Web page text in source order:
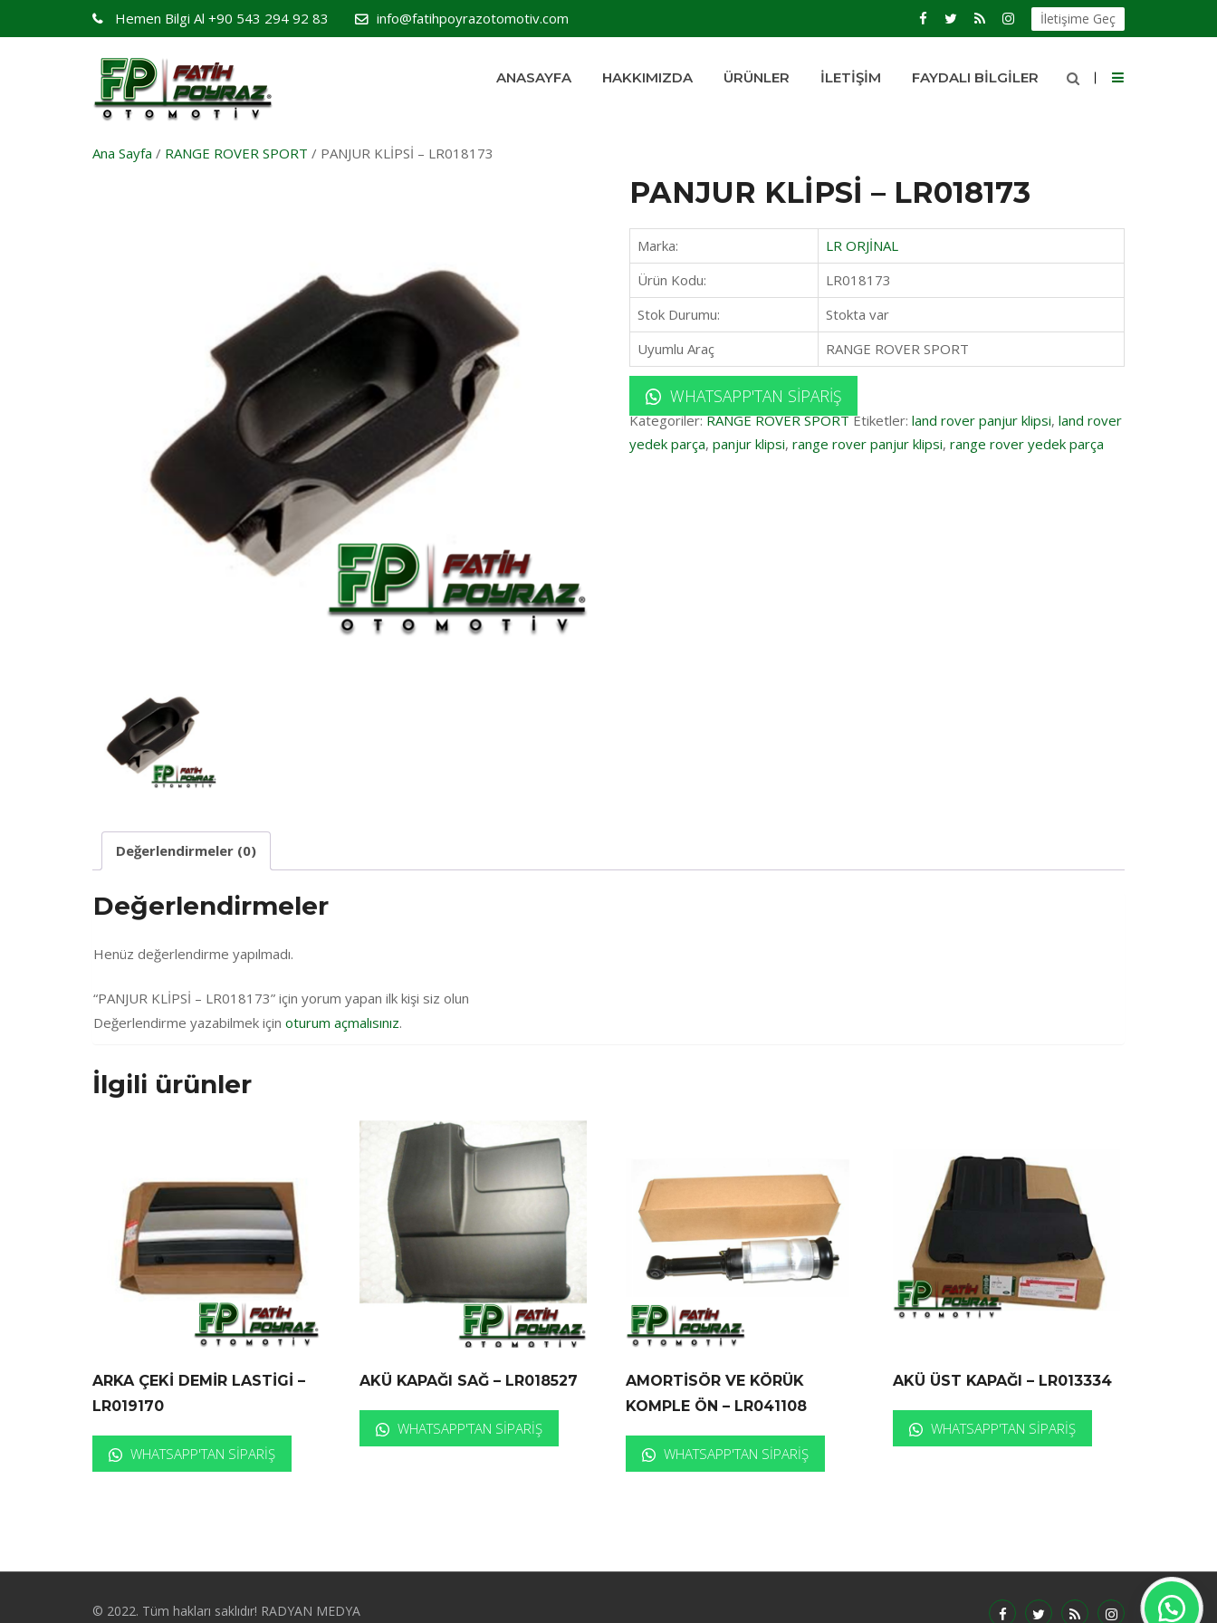
Hemen Bilgi Al +90 543 294 92 83 info@fatihpoyrazotomotiv.com İletişime Geç
ANASAYFA HAKKIMIZDA ÜRÜNLER İLETIŞIM FAYDALI BILGILER
Ana Sayfa / RANGE ROVER SPORT / PANJUR KLİPSİ – LR018173
PANJUR KLİPSİ – LR018173
Marka:
LR ORJİNAL
Ürün Kodu:
LR018173
Stok Durumu:
Stokta var
Uyumlu Araç
RANGE ROVER SPORT
WHATSAPP'TAN SIPARIŞ
Kategoriler:RANGE ROVER SPORT Etiketler: land rover panjur klipsi, land rover
yedek parça, panjur klipsi, range rover panjur klipsi, range rover yedek parça
Değerlendirmeler (0)
Değerlendirmeler
Henüz değerlendirme yapılmadı.
“PANJUR KLİPSİ – LR018173” için yorum yapan ilk kişi siz olun
Değerlendirme yazabilmek için oturum açmalısınız.
İlgili ürünler
ARKA ÇEKİ DEMİR LASTİGİ –
LR019170
WHATSAPP'TAN SIPARIŞ
AKÜ KAPAĞI SAĞ – LR018527
WHATSAPP'TAN SIPARIŞ
AMORTİSÖR VE KÖRÜK
KOMPLE ÖN – LR041108
WHATSAPP'TAN SIPARIŞ
AKÜ ÜST KAPAĞI – LR013334
WHATSAPP'TAN SIPARIŞ
© 2022. Tüm hakları saklıdır! RADYAN MEDYA